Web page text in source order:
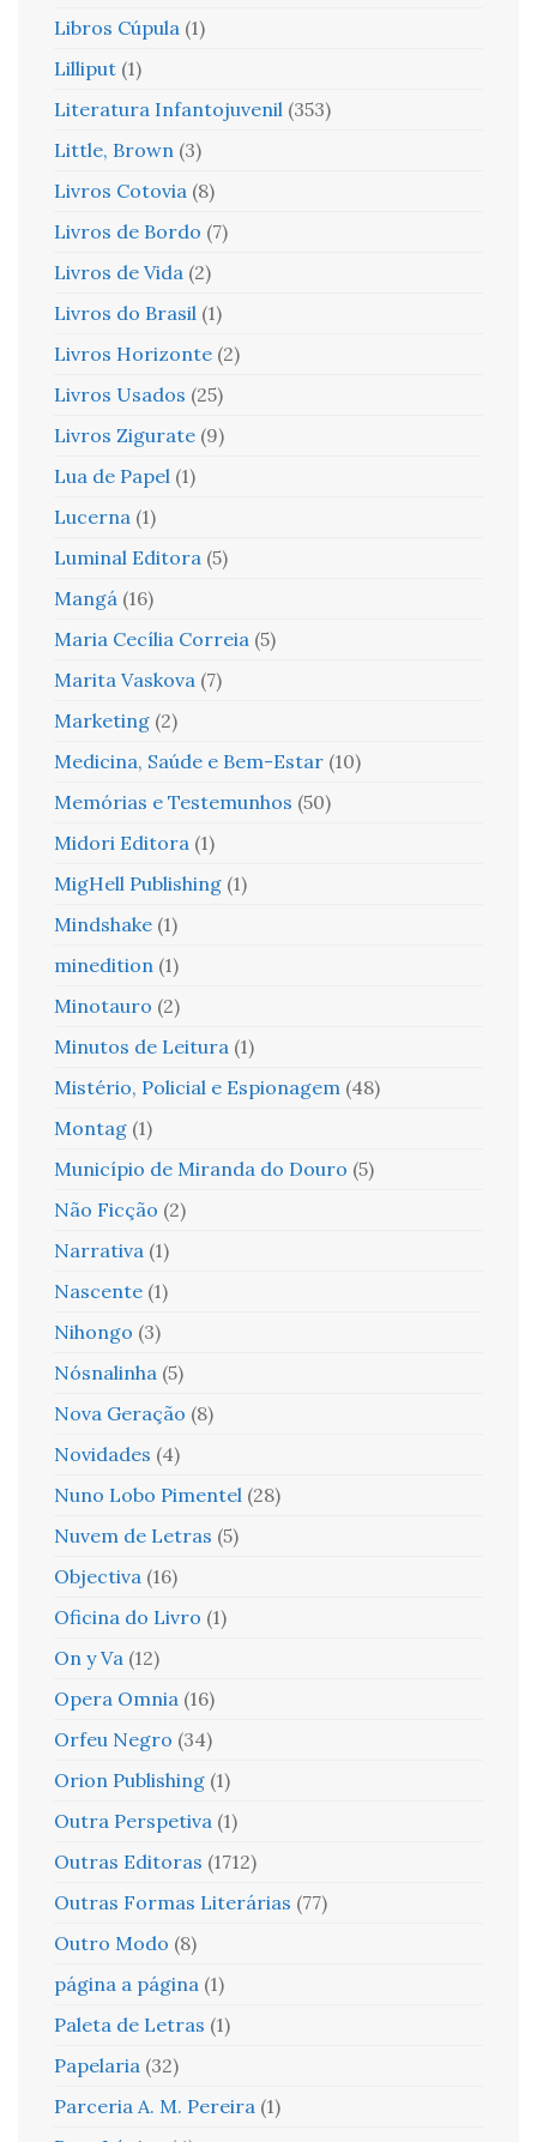
Libros Cúpula (1)
Lilliput (1)
Literatura Infantojuvenil (353)
Little, Brown (3)
Livros Cotovia (8)
Livros de Bordo (7)
Livros de Vida (2)
Livros do Brasil (1)
Livros Horizonte (2)
Livros Usados (25)
Livros Zigurate (9)
Lua de Papel (1)
Lucerna (1)
Luminal Editora (5)
Mangá (16)
Maria Cecília Correia (5)
Marita Vaskova (7)
Marketing (2)
Medicina, Saúde e Bem-Estar (10)
Memórias e Testemunhos (50)
Midori Editora (1)
MigHell Publishing (1)
Mindshake (1)
minedition (1)
Minotauro (2)
Minutos de Leitura (1)
Mistério, Policial e Espionagem (48)
Montag (1)
Município de Miranda do Douro (5)
Não Ficção (2)
Narrativa (1)
Nascente (1)
Nihongo (3)
Nósnalinha (5)
Nova Geração (8)
Novidades (4)
Nuno Lobo Pimentel (28)
Nuvem de Letras (5)
Objectiva (16)
Oficina do Livro (1)
On y Va (12)
Opera Omnia (16)
Orfeu Negro (34)
Orion Publishing (1)
Outra Perspetiva (1)
Outras Editoras (1712)
Outras Formas Literárias (77)
Outro Modo (8)
página a página (1)
Paleta de Letras (1)
Papelaria (32)
Parceria A. M. Pereira (1)